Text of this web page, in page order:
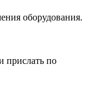
оборудования.
прислать по